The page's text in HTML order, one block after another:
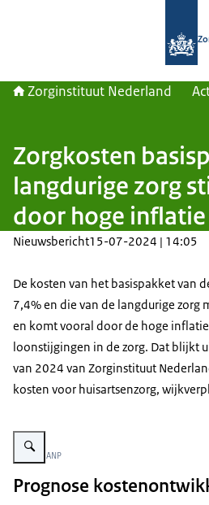
Zorginstituut Nederland
Zorgkosten
langdurige zorg
door hoge inflatie
Nieuwsbericht15-07-2024 | 14:05
De kosten van het basispakket van
7,4% en die van de langdurige zorg
en komt vooral door de hoge
loonstijgingen in de zorg. Dat blijkt
van 2024 van Zorginstituut
kosten voor huisartsenzorg,
Vergroot afbeelding De foto toont een
Beeld: © ANP
Prognose